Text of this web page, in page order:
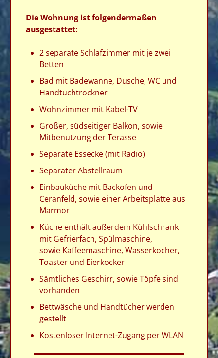
Die Wohnung ist folgendermaßen
ausgestattet:
2 separate Schlafzimmer mit je zwei
Betten
Bad mit Badewanne, Dusche, WC und
Handtuchtrockner
Wohnzimmer mit Kabel-TV
Großer, südseitiger Balkon, sowie
Mitbenutzung der Terasse
Separate Essecke (mit Radio)
Separater Abstellraum
Einbauküche mit Backofen und
Ceranfeld, sowie einer Arbeitsplatte aus
Marmor
Küche enthält außerdem Kühlschrank
mit Gefrierfach, Spülmaschine,
sowie Kaffeemaschine, Wasserkocher,
Toaster und Eierkocker
Sämtliches Geschirr, sowie Töpfe sind
vorhanden
Bettwäsche und Handtücher werden
gestellt
Kostenloser Internet-Zugang per WLAN